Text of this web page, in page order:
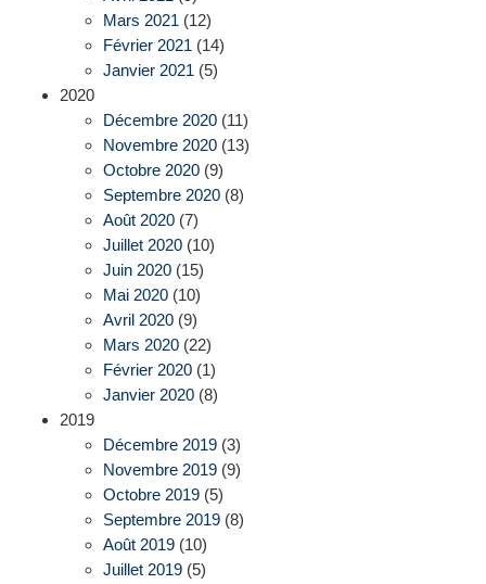
Mars 2021 (12)
Février 2021 (14)
Janvier 2021 (5)
2020
Décembre 2020 (11)
Novembre 2020 (13)
Octobre 2020 (9)
Septembre 2020 (8)
Août 2020 (7)
Juillet 2020 (10)
Juin 2020 (15)
Mai 2020 (10)
Avril 2020 (9)
Mars 2020 (22)
Février 2020 (1)
Janvier 2020 (8)
2019
Décembre 2019 (3)
Novembre 2019 (9)
Octobre 2019 (5)
Septembre 2019 (8)
Août 2019 (10)
Juillet 2019 (5)